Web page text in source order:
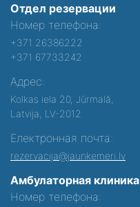
Отдел резервации
Номер телефона:
+371 26386222
+371 67733242
Адрес:
Kolkas iela 20, Jūrmalā,
Latvija, LV-2012
Електронная почта:
rezervacija@jaunkemeri.lv
Амбулаторная клиника
Номер телефона: